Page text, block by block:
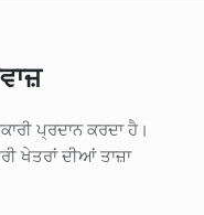
ਪ੍ਰਦਾਨ ਕਰਦਾ ਹੈ।
ਖੇਤਰਾਂ ਦੀਆਂ ਤਾਜ਼ਾ